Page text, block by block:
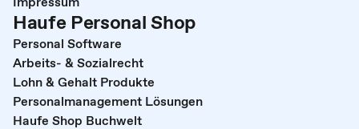
Haufe Personal Shop
Personal Software
Arbeits- & Sozialrecht
Lohn & Gehalt Produkte
Personalmanagement Lösungen
Haufe Shop Buchwelt